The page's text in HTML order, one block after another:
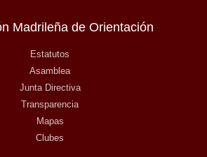
Madrileña de Orientación
Estatutos
Asamblea
Junta Directiva
Transparencia
Mapas
Clubes